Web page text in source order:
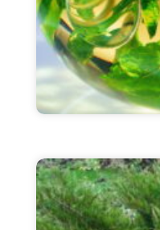
Murakkab:
tarqalgan dorivor
ajablanarli emas,
ko'plab foydali